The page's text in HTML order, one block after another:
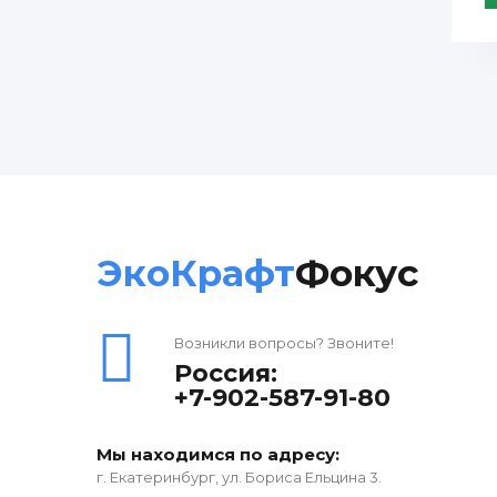
ЭкоКрафтФокус
Возникли вопросы? Звоните!
Россия:
+7-902-587-91-80
Мы находимся по адресу:
г. Екатеринбург, ул. Бориса Ельцина 3.